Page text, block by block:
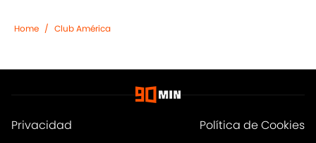
Home / Club América
Privacidad
Política de Cookies